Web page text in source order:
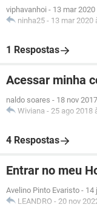
viphavanhoi - 13 mar
ninha25 - 13 mar 2020
1 Respostas
Acessar minha
naldo soares - 18 nov
Wiviana - 25 ago 2018
4 Respostas
Entrar no meu
Avelino Pinto Evaristo - 14
LEANDRO - 20 nov